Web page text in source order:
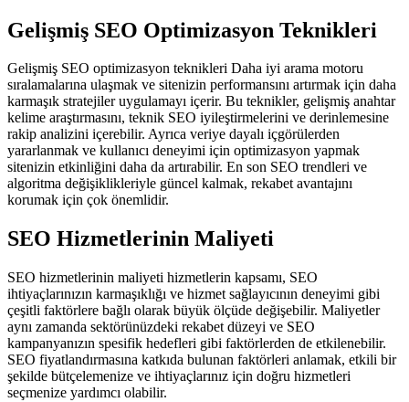
Gelişmiş SEO Optimizasyon Teknikleri
Gelişmiş SEO optimizasyon teknikleri Daha iyi arama motoru
sıralamalarına ulaşmak ve sitenizin performansını artırmak için daha
karmaşık stratejiler uygulamayı içerir. Bu teknikler, gelişmiş anahtar
kelime araştırmasını, teknik SEO iyileştirmelerini ve derinlemesine
rakip analizini içerebilir. Ayrıca veriye dayalı içgörülerden
yararlanmak ve kullanıcı deneyimi için optimizasyon yapmak
sitenizin etkinliğini daha da artırabilir. En son SEO trendleri ve
algoritma değişiklikleriyle güncel kalmak, rekabet avantajını
korumak için çok önemlidir.
SEO Hizmetlerinin Maliyeti
SEO hizmetlerinin maliyeti hizmetlerin kapsamı, SEO
ihtiyaçlarınızın karmaşıklığı ve hizmet sağlayıcının deneyimi gibi
çeşitli faktörlere bağlı olarak büyük ölçüde değişebilir. Maliyetler
aynı zamanda sektörünüzdeki rekabet düzeyi ve SEO
kampanyanızın spesifik hedefleri gibi faktörlerden de etkilenebilir.
SEO fiyatlandırmasına katkıda bulunan faktörleri anlamak, etkili bir
şekilde bütçelemenize ve ihtiyaçlarınız için doğru hizmetleri
seçmenize yardımcı olabilir.